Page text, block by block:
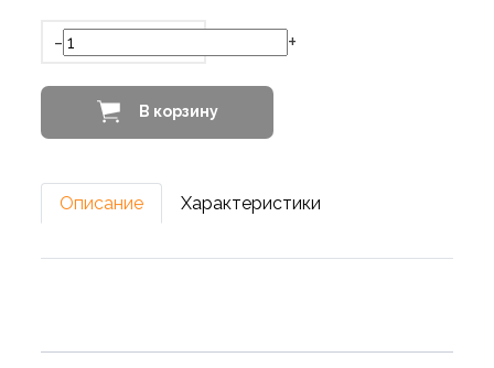
- +
В корзину
Описание Характеристики